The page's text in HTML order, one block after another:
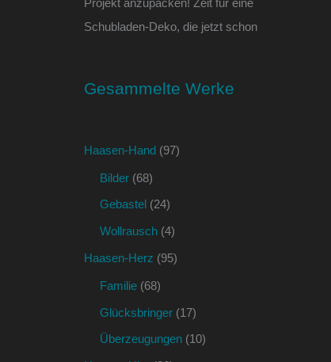
Schubladen-Deko, die jetzt schon
Gesammelte Werke
Haasen-Hand (97)
Bilder (68)
Gebastel (24)
Wollrausch (4)
Haasen-Herz (95)
Familie (68)
Glücksbringer (17)
Überzeugungen (10)